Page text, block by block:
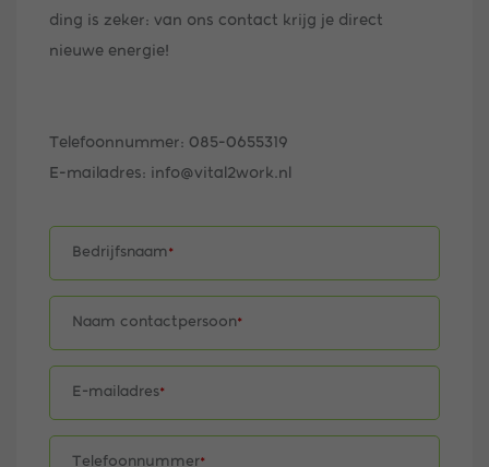
ding is zeker: van ons contact krijg je direct
nieuwe energie!
Telefoonnummer: 085-0655319
E-mailadres: info@vital2work.nl
Bedrijfsnaam*
Naam contactpersoon*
E-mailadres*
Telefoonnummer*